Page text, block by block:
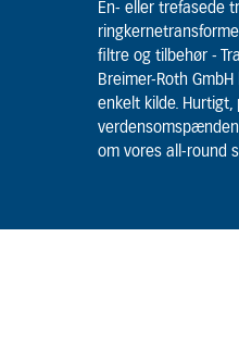
En- eller trefasede
filtre og tilbehør -
Breimer-Roth
enkelt kilde. Hurtigt,
om vores all-round